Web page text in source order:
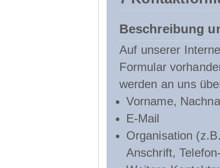
Beschreibung
Auf unserer
Formular
werden an uns
Vorname,
E-Mail
Organisation
Anschrift,